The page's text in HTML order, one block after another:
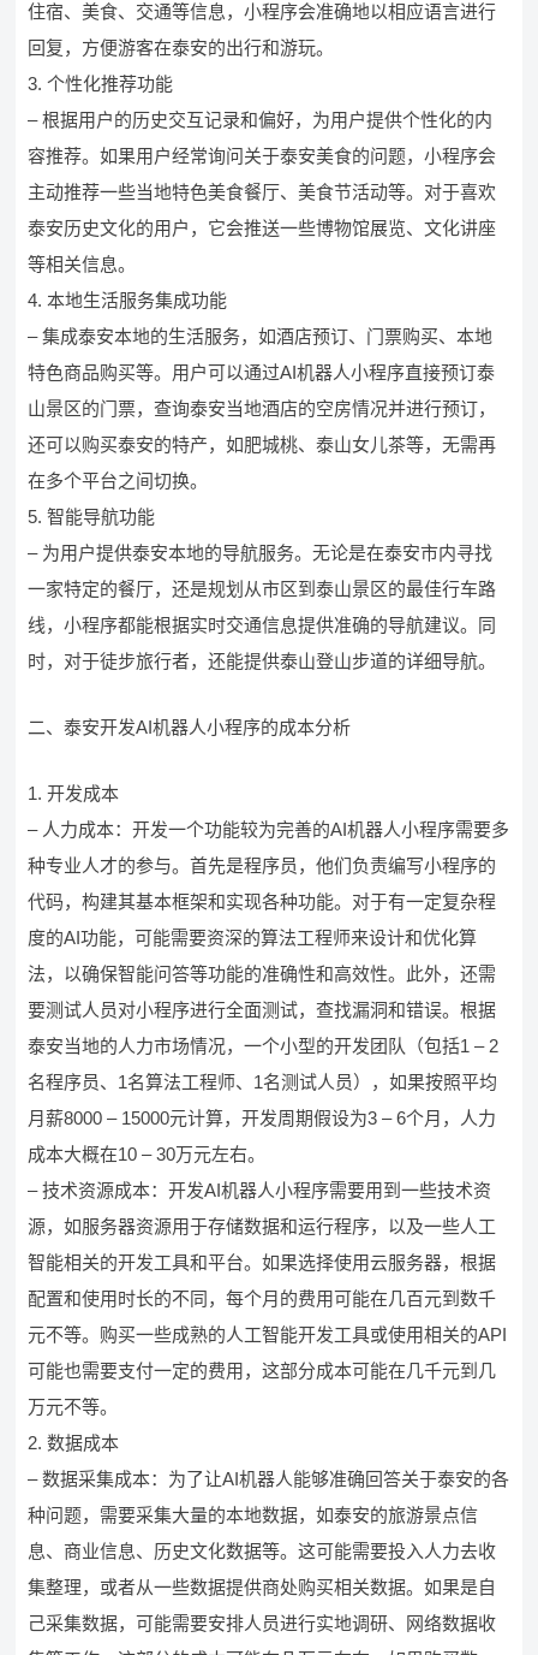
住宿、美食、交通等信息，小程序会准确地以相应语言进行
回复，方便游客在泰安的出行和游玩。
3. 个性化推荐功能
– 根据用户的历史交互记录和偏好，为用户提供个性化的内
容推荐。如果用户经常询问关于泰安美食的问题，小程序会
主动推荐一些当地特色美食餐厅、美食节活动等。对于喜欢
泰安历史文化的用户，它会推送一些博物馆展览、文化讲座
等相关信息。
4. 本地生活服务集成功能
– 集成泰安本地的生活服务，如酒店预订、门票购买、本地
特色商品购买等。用户可以通过AI机器人小程序直接预订泰
山景区的门票，查询泰安当地酒店的空房情况并进行预订，
还可以购买泰安的特产，如肥城桃、泰山女儿茶等，无需再
在多个平台之间切换。
5. 智能导航功能
– 为用户提供泰安本地的导航服务。无论是在泰安市内寻找
一家特定的餐厅，还是规划从市区到泰山景区的最佳行车路
线，小程序都能根据实时交通信息提供准确的导航建议。同
时，对于徒步旅行者，还能提供泰山登山步道的详细导航。
二、泰安开发AI机器人小程序的成本分析
1. 开发成本
– 人力成本：开发一个功能较为完善的AI机器人小程序需要多
种专业人才的参与。首先是程序员，他们负责编写小程序的
代码，构建其基本框架和实现各种功能。对于有一定复杂程
度的AI功能，可能需要资深的算法工程师来设计和优化算
法，以确保智能问答等功能的准确性和高效性。此外，还需
要测试人员对小程序进行全面测试，查找漏洞和错误。根据
泰安当地的人力市场情况，一个小型的开发团队（包括1 – 2
名程序员、1名算法工程师、1名测试人员），如果按照平均
月薪8000 – 15000元计算，开发周期假设为3 – 6个月，人力
成本大概在10 – 30万元左右。
– 技术资源成本：开发AI机器人小程序需要用到一些技术资
源，如服务器资源用于存储数据和运行程序，以及一些人工
智能相关的开发工具和平台。如果选择使用云服务器，根据
配置和使用时长的不同，每个月的费用可能在几百元到数千
元不等。购买一些成熟的人工智能开发工具或使用相关的API
可能也需要支付一定的费用，这部分成本可能在几千元到几
万元不等。
2. 数据成本
– 数据采集成本：为了让AI机器人能够准确回答关于泰安的各
种问题，需要采集大量的本地数据，如泰安的旅游景点信
息、商业信息、历史文化数据等。这可能需要投入人力去收
集整理，或者从一些数据提供商处购买相关数据。如果是自
己采集数据，可能需要安排人员进行实地调研、网络数据收